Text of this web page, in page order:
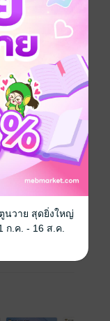
ญายม ภาคพิเศษ
pdf
พฤษภาคม 2565
551 หน้า
(ประหยัด 40%)
ดูทั้งหมด
นวาย สุดยิ่งใหญ่
ก.ค. - 16 ส.ค.